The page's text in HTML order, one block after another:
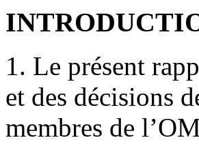
1. Le présent
et des décisions
membres de